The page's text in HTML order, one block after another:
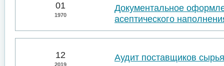
01
1970
Документальное
асептического
12
2019
Аудит поставщиков